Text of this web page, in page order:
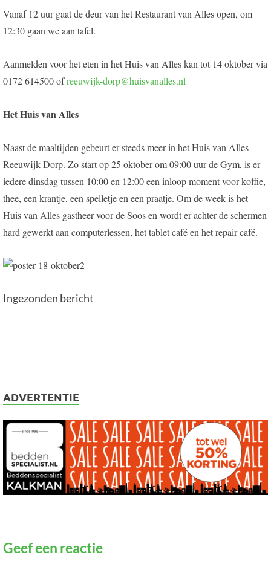
Vanaf 12 uur gaat de deur van het Restaurant van Alles open, om
12:30 gaan we aan tafel.
Aanmelden voor het eten in het Huis van Alles kan tot 14 oktober via
0172 614500 ofreeuwijk-dorp@huisvanalles.nl
Het Huis van Alles
Naast de maaltijden gebeurt er steeds meer in het Huis van Alles
Reeuwijk Dorp. Zo start op 25 oktober om 09:00 uur de Gym, is er
iedere dinsdag tussen 10:00 en 12:00 een inloop moment voor koffie,
thee, een krantje, een spelletje en een praatje. Om de week is het
Huis van Alles gastheer voor de Soos en wordt er achter de schermen
hard gewerkt aan computerlessen, het tablet café en het repair café.
Ingezonden bericht
ADVERTENTIE
Geef een reactie